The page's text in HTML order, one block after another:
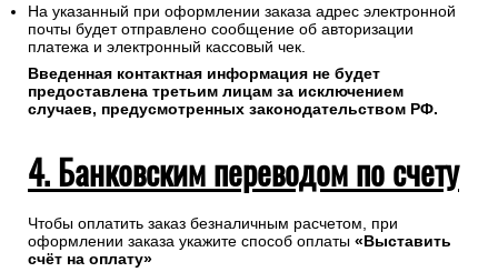
На указанный при оформлении заказа адрес электронной
почты будет отправлено сообщение об авторизации
платежа и электронный кассовый чек.
Введенная контактная информация не будет
предоставлена третьим лицам за исключением
случаев, предусмотренных законодательством РФ.
4. Банковским переводом по счету
Чтобы оплатить заказ безналичным расчетом, при
оформлении заказа укажите способ оплаты «Выставить
счёт на оплату»